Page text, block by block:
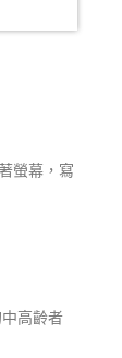
螢幕，寫
高齡者